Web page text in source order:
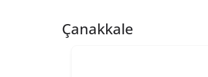
Çanakkale